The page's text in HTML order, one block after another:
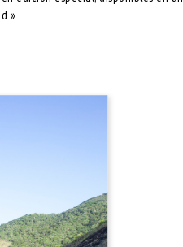
»